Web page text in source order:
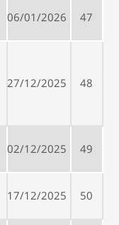
47
06/01/2026
48
27/12/2025
49
02/12/2025
50
17/12/2025